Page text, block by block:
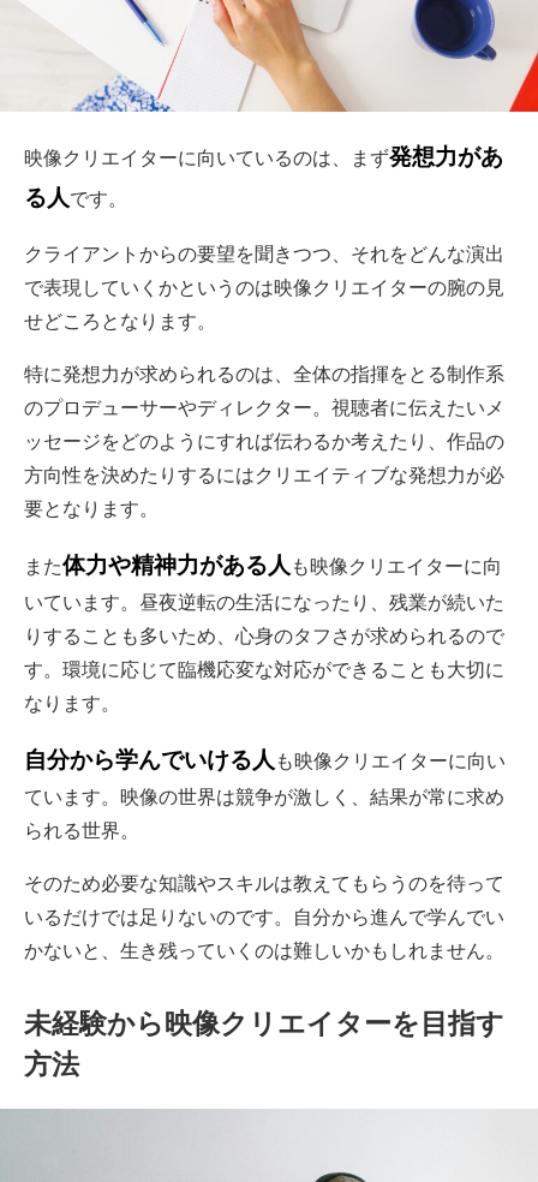
映像クリエイターに向いているのは、まず発想力があ
る人です。
クライアントからの要望を聞きつつ、それをどんな演出
で表現していくかというのは映像クリエイターの腕の見
せどころとなります。
特に発想力が求められるのは、全体の指揮をとる制作系
のプロデューサーやディレクター。視聴者に伝えたいメ
ッセージをどのようにすれば伝わるか考えたり、作品の
方向性を決めたりするにはクリエイティブな発想力が必
要となります。
また体力や精神力がある人 も映像クリエイターに向
いています。昼夜逆転の生活になったり、残業が続いた
りすることも多いため、心身のタフさが求められるので
す。環境に応じて臨機応変な対応ができることも大切に
なります。
自分から学んでいける人 も映像クリエイターに向い
ています。映像の世界は競争が激しく、結果が常に求め
られる世界。
そのため必要な知識やスキルは教えてもらうのを待って
いるだけでは足りないのです。自分から進んで学んでい
かないと、生き残っていくのは難しいかもしれません。
未経験から映像クリエイターを目指す
方法